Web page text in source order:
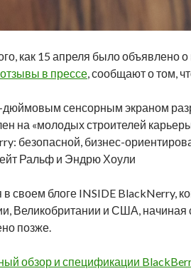
как 15 апреля было объявлено
в прессе, сообщают о том,
дюймовым сенсорным экраном
​​на «молодых строителей
безопасной, бизнес-
Ральф и Эндрю Хоули
в своем блоге INSIDE BlackNerry,
Великобритании и США, начиная
позже.
обзор и спецификации